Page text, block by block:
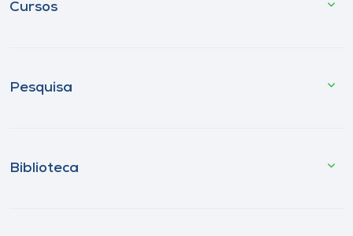
Cursos
Pesquisa
Biblioteca